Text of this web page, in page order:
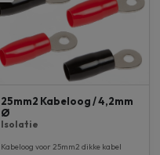
25mm2 Kabeloog / 4,2mm
Ø
Isolatie
Kabeloog voor 25mm2 dikke kabel